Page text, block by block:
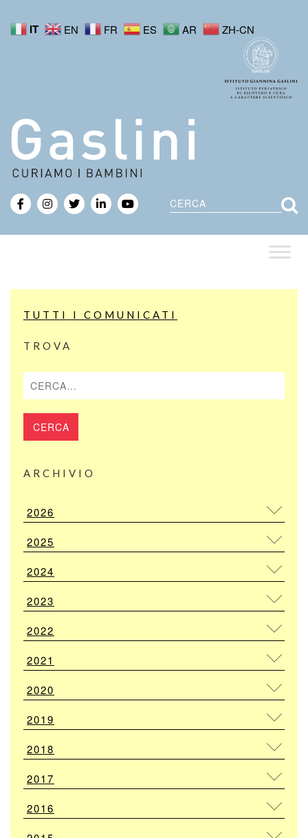
IT EN FR ES AR ZH-CN
Cerca
TUTTI I COMUNICATI
TROVA
ARCHIVIO
2026
2025
2024
2023
2022
2021
2020
2019
2018
2017
2016